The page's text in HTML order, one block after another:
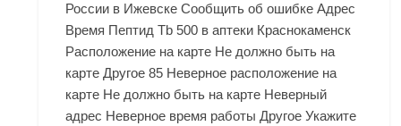
России в Ижевске Сообщить об ошибке Адрес
Время Пептид Tb 500 в аптеки Краснокаменск
Расположение на карте Не должно быть на
карте Другое 85 Неверное расположение на
карте Не должно быть на карте Неверный
адрес Неверное время работы Другое Укажите